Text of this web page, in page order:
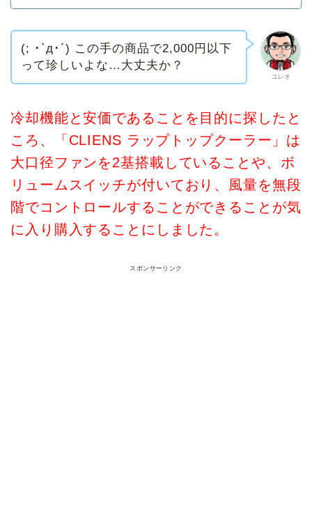
ユレオ
(; ･`д･´) この手の商品で2,000円以下
って珍しいよな…大丈夫か？
冷却機能と安価であることを目的に探したと
ころ、「CLIENS ラップトップクーラー」は
大口径ファンを2基搭載していることや、ボ
リュームスイッチが付いており、風量を無段
階でコントロールすることができることが気
に入り購入することにしました。
スポンサーリンク